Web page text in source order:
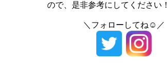
ので、是非参考にしてください！
＼フォローしてね☺／